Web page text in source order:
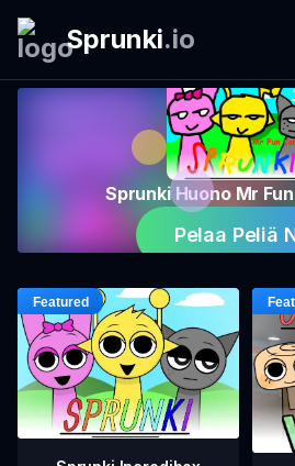
Sprunki.io
Sprunki Huono Mr
Pelaa Peliä